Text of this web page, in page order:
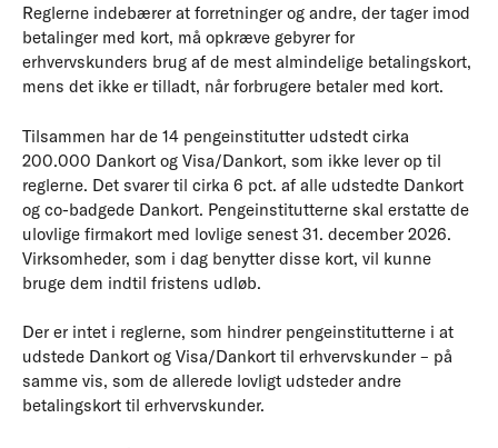
Reglerne indebærer at forretninger og andre, der tager imod
betalinger med kort, må opkræve gebyrer for
erhvervskunders brug af de mest almindelige betalingskort,
mens det ikke er tilladt, når forbrugere betaler med kort.
Tilsammen har de 14 pengeinstitutter udstedt cirka
200.000 Dankort og Visa/Dankort, som ikke lever op til
reglerne. Det svarer til cirka 6 pct. af alle udstedte Dankort
og co-badgede Dankort. Pengeinstitutterne skal erstatte de
ulovlige firmakort med lovlige senest 31. december 2026.
Virksomheder, som i dag benytter disse kort, vil kunne
bruge dem indtil fristens udløb.
Der er intet i reglerne, som hindrer pengeinstitutterne i at
udstede Dankort og Visa/Dankort til erhvervskunder – på
samme vis, som de allerede lovligt udsteder andre
betalingskort til erhvervskunder.